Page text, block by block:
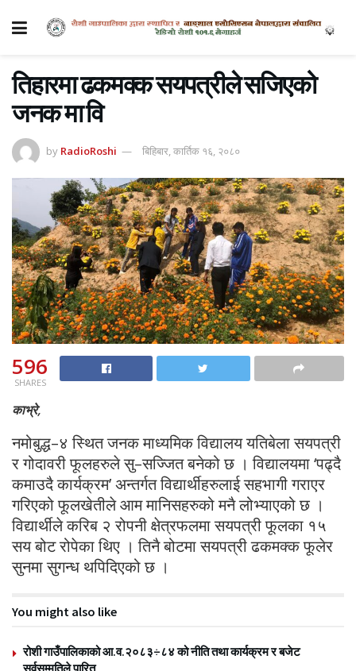
तिहारमा ढकमक्क सयपत्रीले सजिएको
जनक मा वि
by RadioRoshi बिहिबार, कार्तिक १६, २०८०
596
SHARES
काभ्रे,
नमोबुद्ध–४ स्थित जनक माध्यमिक विद्यालय यतिबेला सयपत्री
र गोदावरी फूलहरुले सु–सज्जित बनेको छ । विद्यालयमा ‘पढ्दै
कमाउदै कार्यक्रम’ अन्तर्गत विद्यार्थीहरुलाई सहभागी गराएर
गरिएको फूलखेतीले आम मानिसहरुको मनै लोभ्याएको छ ।
विद्यार्थीले करिब २ रोपनी क्षेत्रफलमा सयपत्री फूलका १५
सय बोट रोपेका थिए । तिनै बोटमा सयपत्री ढकमक्क फूलेर
सुनमा सुगन्ध थपिदिएको छ ।
You might also like
रोशी गाउँपालिकाको आ.व.२०८३÷८४ को नीति तथा कार्यक्रम र बजेट